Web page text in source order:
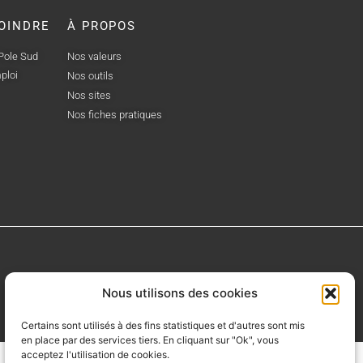
Nous utilisons des cookies
Certains sont utilisés à des fins statistiques et d'autres sont mis
en place par des services tiers. En cliquant sur "Ok", vous
acceptez l'utilisation de cookies.
Sud
À PROPOS
Nos valeurs
Nos outils
Nos sites
Nos fiches pratiques